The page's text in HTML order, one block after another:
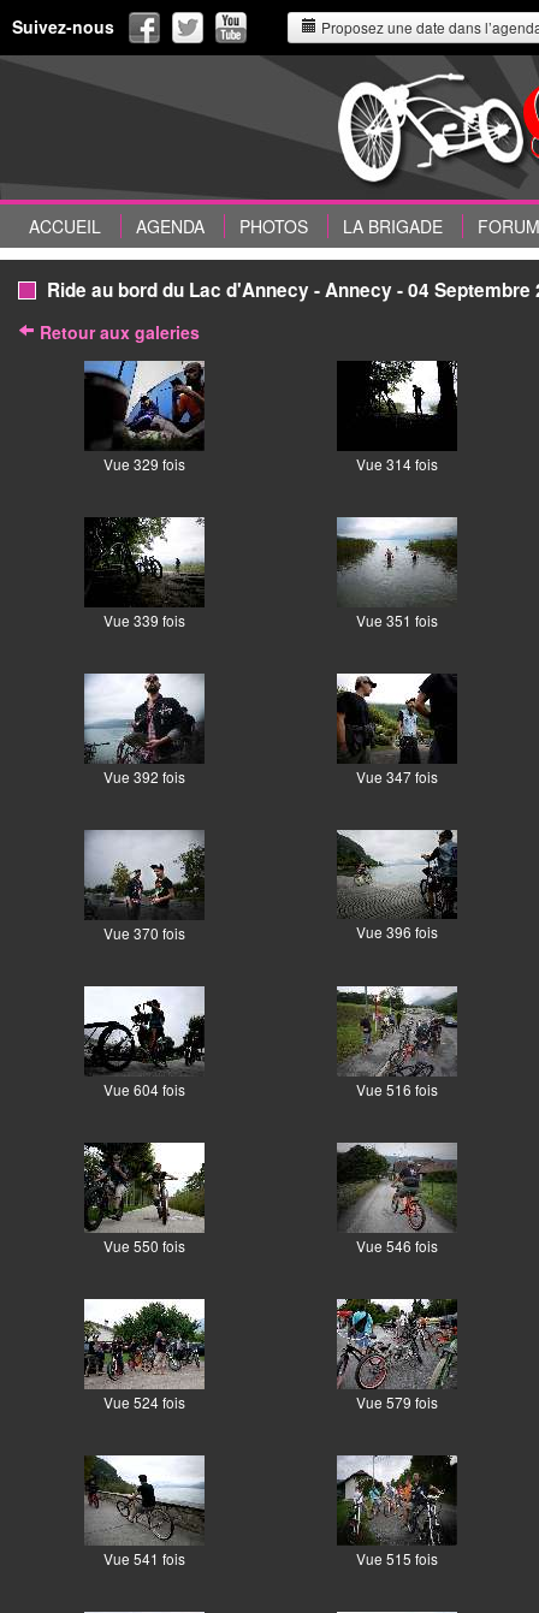
Suivez-nous Proposez une date dans
ACCUEIL AGENDA PHOTOS LA BRIGADE FORUM
Ride au bord du Lac d'Annecy - Annecy - 04 Septembre
Retour aux galeries
Vue 329 fois Vue 314 fois
Vue 339 fois Vue 351 fois
Vue 392 fois Vue 347 fois
Vue 370 fois Vue 396 fois
Vue 604 fois Vue 516 fois
Vue 550 fois Vue 546 fois
Vue 524 fois Vue 579 fois
Vue 541 fois Vue 515 fois